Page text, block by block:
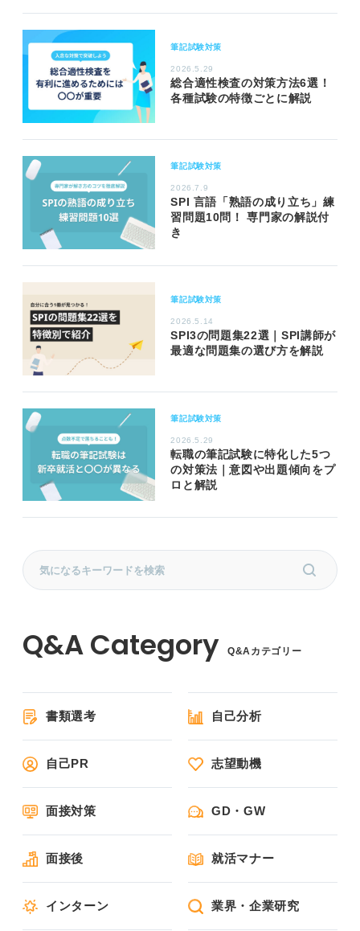
筆記試験対策
2026.5.29
総合適性検査の対策方法6選！
各種試験の特徴ごとに解説
筆記試験対策
2026.7.9
SPI 言語「熟語の成り立ち」練
習問題10問！ 専門家の解説付
き
筆記試験対策
2026.5.14
SPI3の問題集22選｜SPI講師が
最適な問題集の選び方を解説
筆記試験対策
2026.5.29
転職の筆記試験に特化した5つ
の対策法｜意図や出題傾向をプ
ロと解説
Q&Aカテゴリー
書類選考 自己分析
自己PR 志望動機
面接対策 GD・GW
面接後 就活マナー
インターン 業界・企業研究